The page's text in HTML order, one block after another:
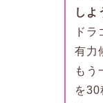
しよ
ド
有力
もう
を